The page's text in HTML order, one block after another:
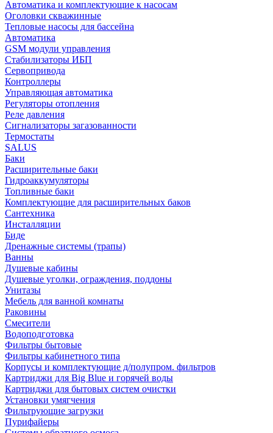
Автоматика и комплектующие к насосам
Оголовки скважинные
Тепловые насосы для бассейна
Автоматика
GSM модули управления
Стабилизаторы ИБП
Сервопривода
Контроллеры
Управляющая автоматика
Регуляторы отопления
Реле давления
Сигнализаторы загазованности
Термостаты
SALUS
Баки
Расширительные баки
Гидроаккумуляторы
Топливные баки
Комплектующие для расширительных баков
Сантехника
Инсталляции
Биде
Дренажные системы (трапы)
Ванны
Душевые кабины
Душевые уголки, ограждения, поддоны
Унитазы
Мебель для ванной комнаты
Раковины
Смесители
Водоподготовка
Фильтры бытовые
Фильтры кабинетного типа
Корпусы и комплектующие д/полупром. фильтров
Картриджи для Big Blue и горячей воды
Картриджи для бытовых систем очистки
Установки умягчения
Фильтрующие загрузки
Пурифайеры